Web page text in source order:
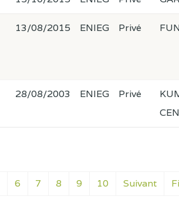
6 7 8 9 10 Suivant
13/08/2015 ENIEG Privé
28/08/2003 ENIEG Privé